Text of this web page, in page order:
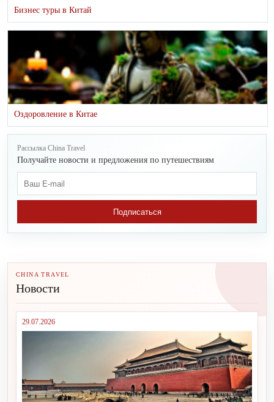
Бизнес туры в Китай
Оздоровление в Китае
Рассылка China Travel
Получайте новости и предложения по путешествиям
Подписаться
CHINA TRAVEL
Новости
29.07.2026